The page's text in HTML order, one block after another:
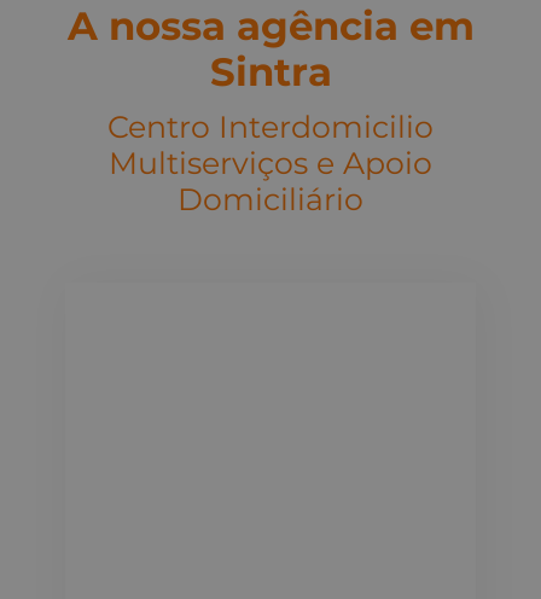
A nossa agência em
Sintra
Centro Interdomicilio
Multiserviços e Apoio
Domiciliário